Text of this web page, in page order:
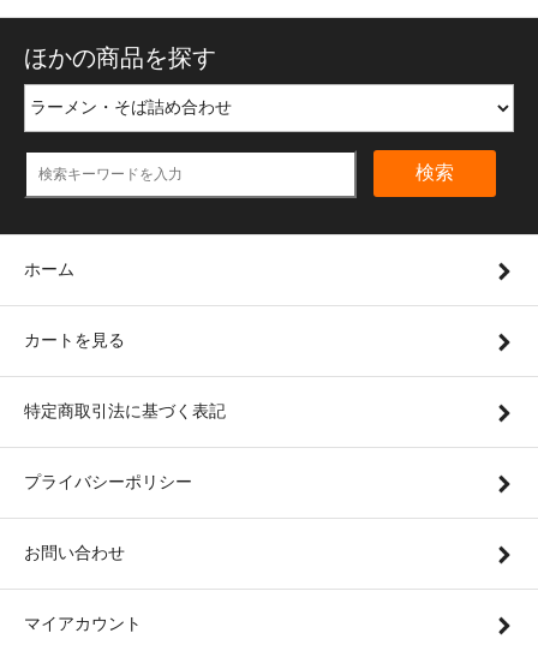
ほかの商品を探す
検索
ホーム
カートを見る
特定商取引法に基づく表記
プライバシーポリシー
お問い合わせ
マイアカウント